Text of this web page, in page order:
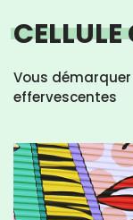
CELLULE
Vous
effervescentes